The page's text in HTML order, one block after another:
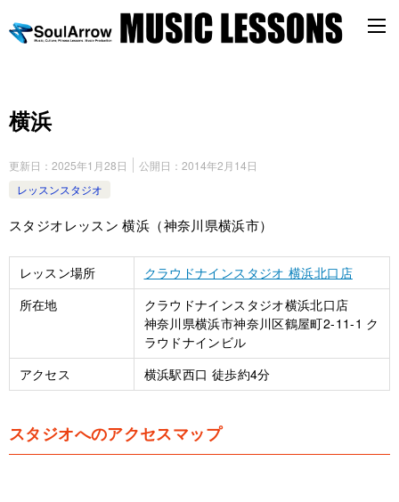
横浜
更新日： 2025年1月28日 公開日： 2014年2月14日
レッスンスタジオ
スタジオレッスン 横浜（神奈川県横浜市）
レッスン場所
クラウドナインスタジオ 横浜北口店
所在地
クラウドナインスタジオ横浜北口店
神奈川県横浜市神奈川区鶴屋町2-11-1 ク
ラウドナインビル
アクセス
横浜駅西口 徒歩約4分
スタジオへのアクセスマップ